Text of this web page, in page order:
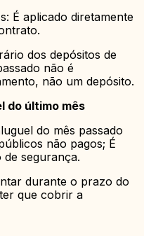
É aplicado diretamente
dos depósitos de
não é
não um depósito.
do último mês
do mês passado
não pagos; É
segurança.
durante o prazo do
que cobrir a